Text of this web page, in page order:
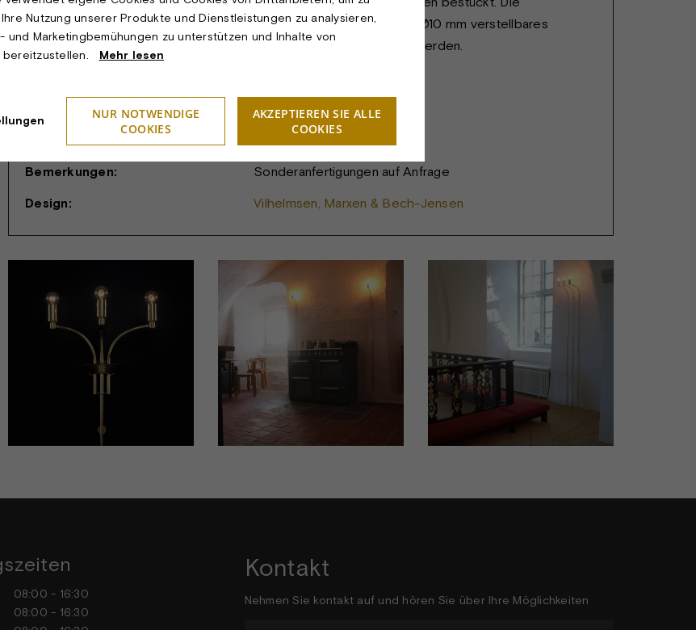
Verkabelung kann durch ein Ø10 mm verstellbares
Leitungsschutzrohr geführt werden.
IP20.
Bemerkungen: Sonderanfertigungen auf Anfrage
Design: Vilhelmsen, Marxen & Bech-Jensen
08:00 - 16:30
08:00 - 16:30
Kontakt
Nehmen Sie kontakt auf und hören Sie über Ihre Möglichkeiten
Nutzung unserer Produkte und Dienstleistungen zu analysieren,
und Marketingbemühungen zu unterstützen und Inhalte von
bereitzustellen. Mehr lesen
NUR NOTWENDIGE
COOKIES
AKZEPTIEREN SIE ALLE
COOKIES